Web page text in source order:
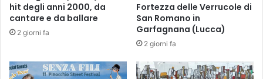
f
o
r
t
i
hit degli anni 2000, da
cantare e da ballare
2 giorni fa
Fortezza delle Verrucole di
San Romano in
Garfagnana (Lucca)
2 giorni fa